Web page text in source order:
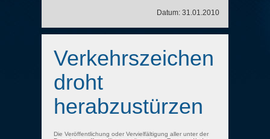
Datum: 31.01.2010
Verkehrszeichen
droht
herabzustürzen
Die Veröffentlichung oder Vervielfältigung aller unter der